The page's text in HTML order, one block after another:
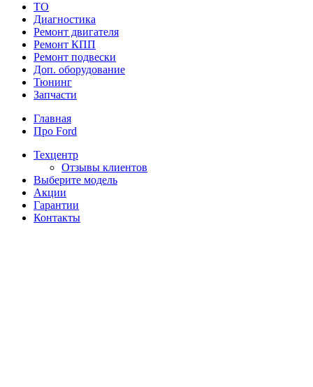
ТО
Диагностика
Ремонт двигателя
Ремонт КПП
Ремонт подвески
Доп. оборудование
Тюнинг
Запчасти
Главная
Про Ford
Техцентр
Отзывы клиентов
Выберите модель
Акции
Гарантии
Контакты